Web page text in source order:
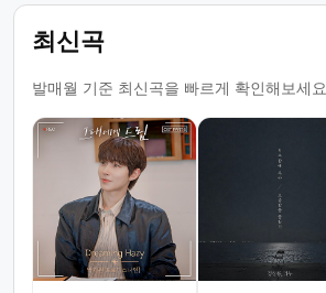
최신곡
발매월 기준 최신곡을 빠르게 확인해보세요.